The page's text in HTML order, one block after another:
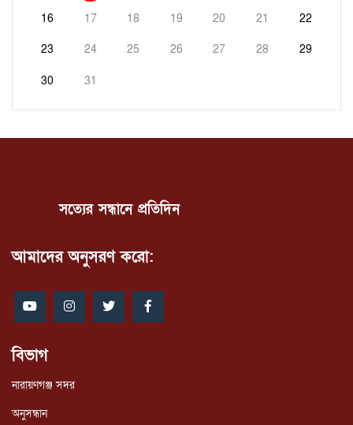
16 17 18 19 20 21 22
23 24 25 26 27 28 29
30 31
সত্যের সন্ধানে প্রতিদিন
আমাদের অনুসরণ করো:
বিভাগ
নারায়ণগঞ্জ সদর
অনুসন্ধান